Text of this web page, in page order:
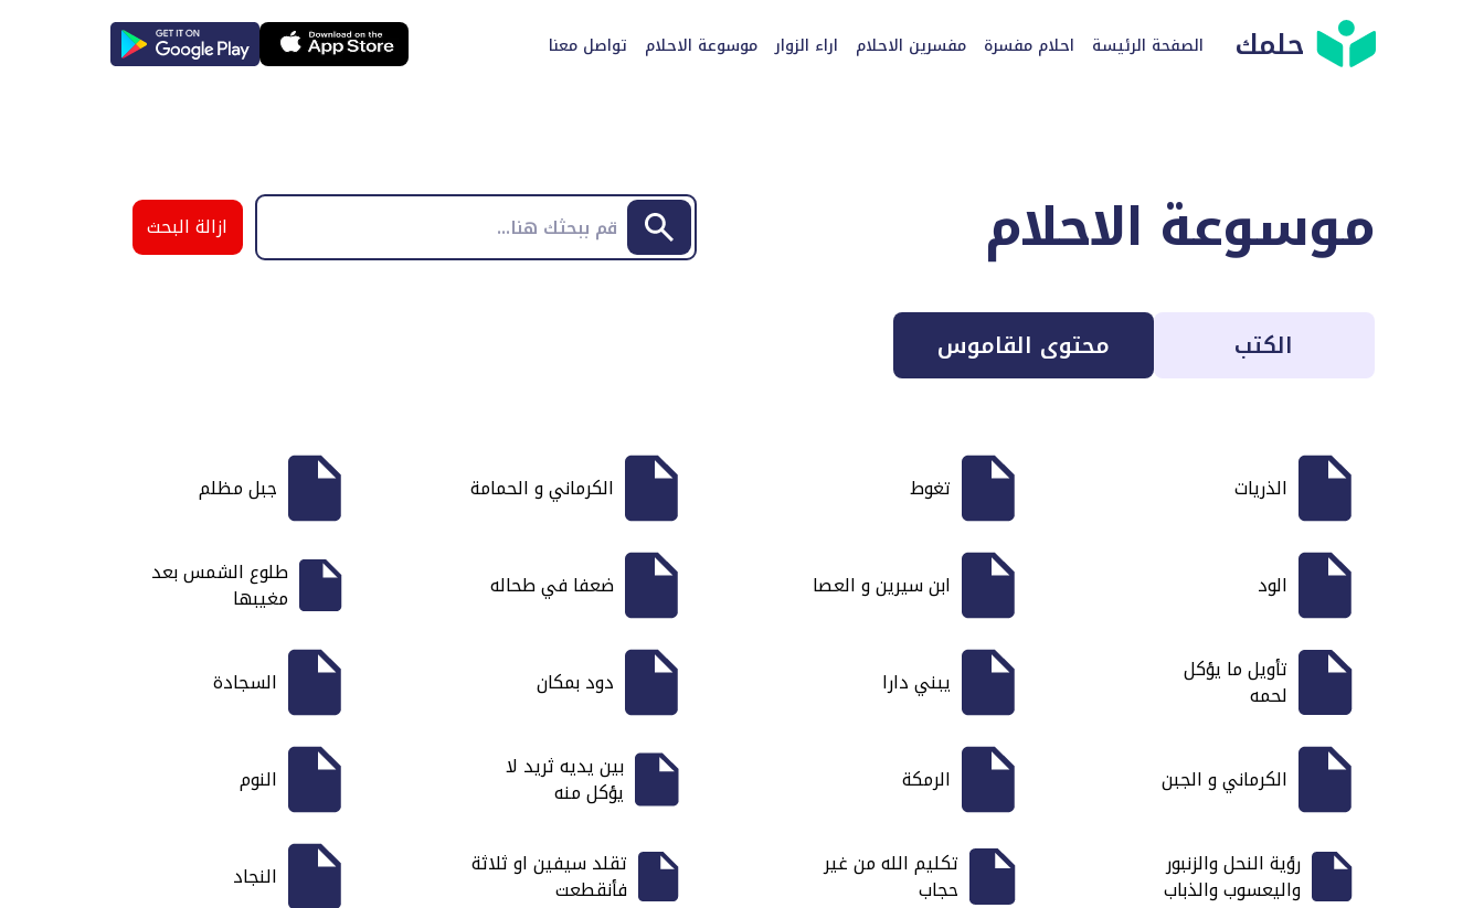
حلمك الصفحة الرئيسة احلام مفسرة مفسرين الاحلام اراء الزوار موسوعة الاحلام تواصل معنا
موسوعة الاحلام ازالة البحث
الكتب محتوى القاموس
الذريات تغوط الكرماني و الحمامة جبل مظلم
الود ابن سيرين و العصا ضعفا في طحاله طلوع الشمس بعد
مغيبها
تأويل ما يؤكل
لحمه يبني دارا دود بمكان السجادة
الكرماني و الجبن الرمكة بين يديه ثريد لا
يؤكل منه النوم
رؤية النحل والزنبور
واليعسوب والذباب
تكليم الله من غير
حجاب
تقلد سيفين او ثلاثة
فأنقطعت النجاد